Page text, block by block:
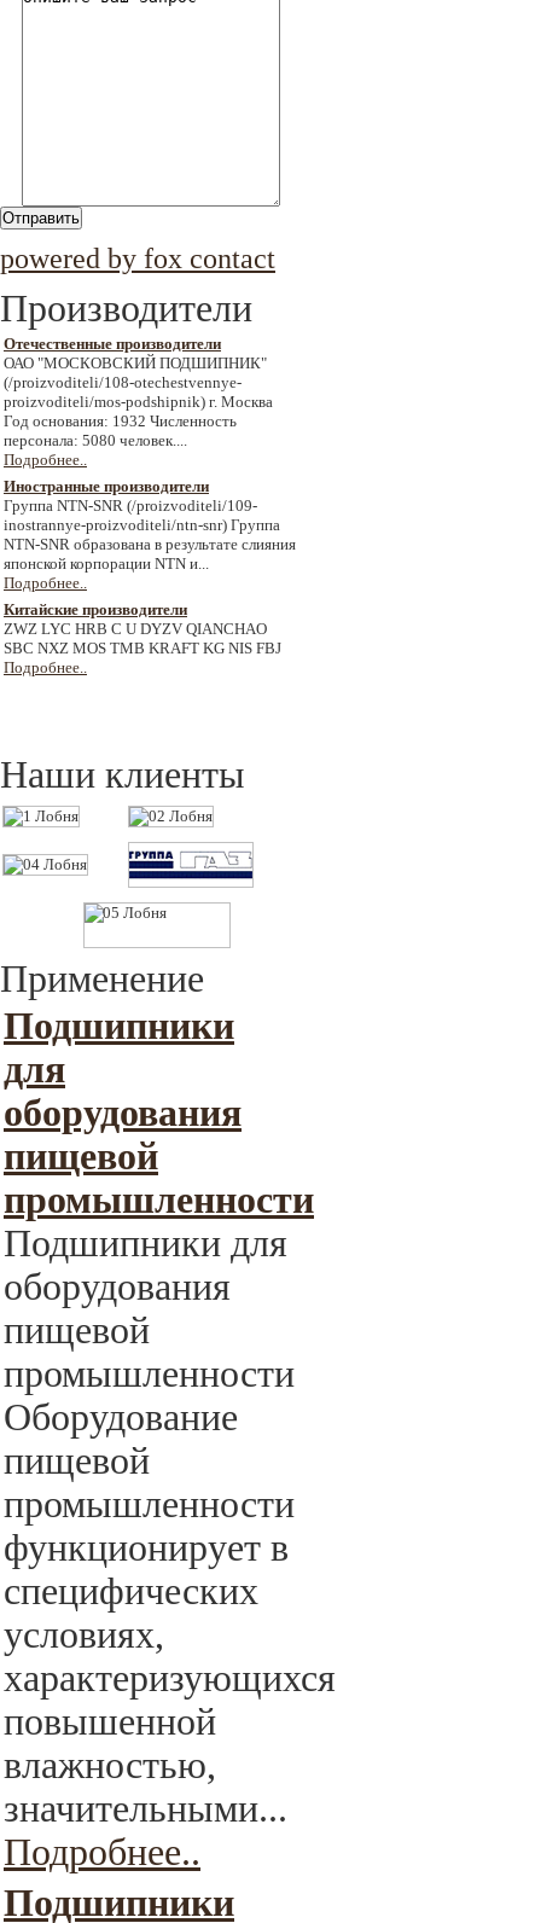
Отправить
powered by fox contact
Производители
Отечественные производители
ОАО "МОСКОВСКИЙ ПОДШИПНИК"
(/proizvoditeli/108-otechestvennye-
proizvoditeli/mos-podshipnik) г. Москва
Год основания: 1932 Численность
персонала: 5080 человек....
Подробнее..
Иностранные производители
Группа NTN-SNR (/proizvoditeli/109-
inostrannye-proizvoditeli/ntn-snr) Группа
NTN-SNR образована в результате слияния
японской корпорации NTN и...
Подробнее..
Китайские производители
ZWZ LYC HRB C U DYZV QIANCHAO
SBC NXZ MOS TMB KRAFT KG NIS FBJ
Подробнее..
Наши клиенты
Применение
Подшипники
для
оборудования
пищевой
промышленности
Подшипники для
оборудования
пищевой
промышленности
Оборудование
пищевой
промышленности
функционирует в
специфических
условиях,
характеризующихся
повышенной
влажностью,
значительными...
Подробнее..
Подшипники